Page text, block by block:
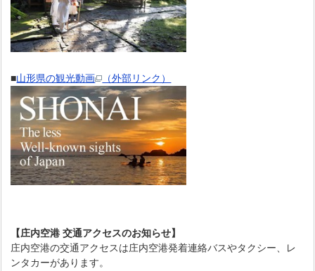
■山形県の観光動画 （外部リンク）
【庄内空港 交通アクセスのお知らせ】
庄内空港の交通アクセスは庄内空港発着連絡バスやタクシー、レ
ンタカーがあります。